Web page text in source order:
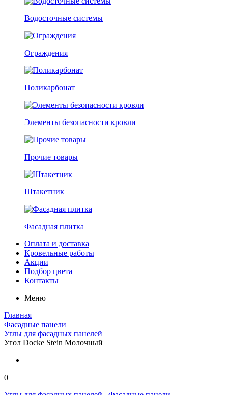
Водосточные системы
Ограждения
Поликарбонат
Элементы безопасности кровли
Прочие товары
Штакетник
Фасадная плитка
Оплата и доставка
Кровельные работы
Акции
Подбор цвета
Контакты
Меню
Главная
Фасадные панели
Углы для фасадных панелей
Угол Docke Stein Молочный
0